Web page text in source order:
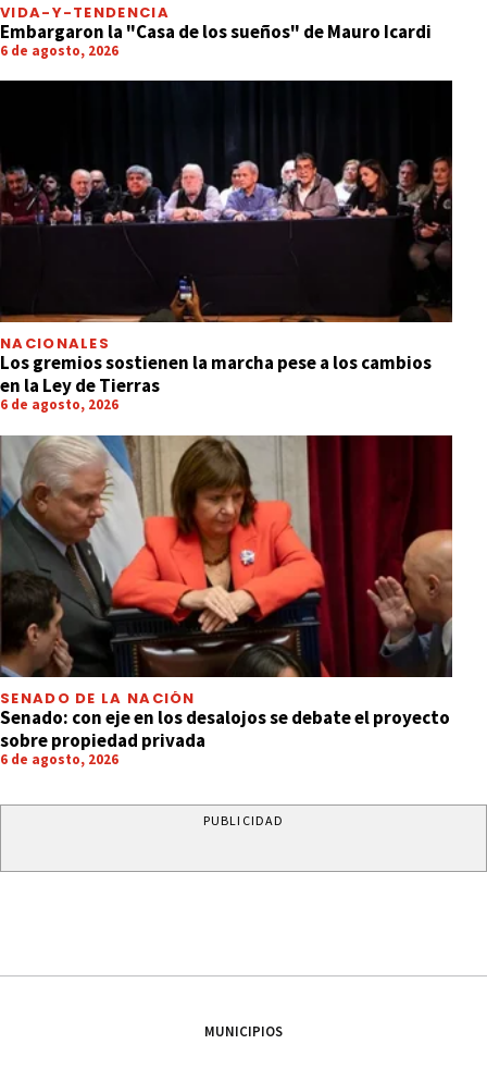
VIDA-Y-TENDENCIA
Embargaron la "Casa de los sueños" de Mauro Icardi
6 de agosto, 2026
NACIONALES
Los gremios sostienen la marcha pese a los cambios
en la Ley de Tierras
6 de agosto, 2026
SENADO DE LA NACIÓN
Senado: con eje en los desalojos se debate el proyecto
sobre propiedad privada
6 de agosto, 2026
PUBLICIDAD
MUNICIPIOS